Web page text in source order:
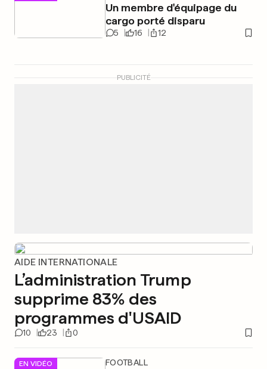
Un membre d'équipage du
cargo porté disparu
5 16 12
PUBLICITÉ
AIDE INTERNATIONALE
L’administration Trump
supprime 83% des
programmes d'USAID
10 23 0
EN VIDÉO FOOTBALL